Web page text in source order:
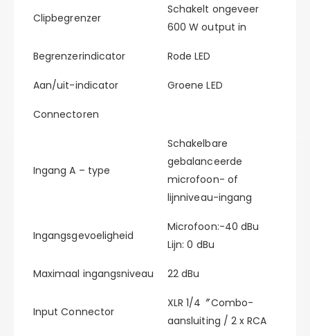
Clipbegrenzer
Schakelt ongeveer
600 W output in
Begrenzerindicator Rode LED
Aan/uit-indicator Groene LED
Connectoren
Ingang A – type
Schakelbare
gebalanceerde
microfoon- of
lijnniveau-ingang
Ingangsgevoeligheid
Microfoon:-40 dBu
Lijn: 0 dBu
Maximaal ingangsniveau 22 dBu
Input Connector
XLR 1/4〞Combo-
aansluiting / 2 x RCA